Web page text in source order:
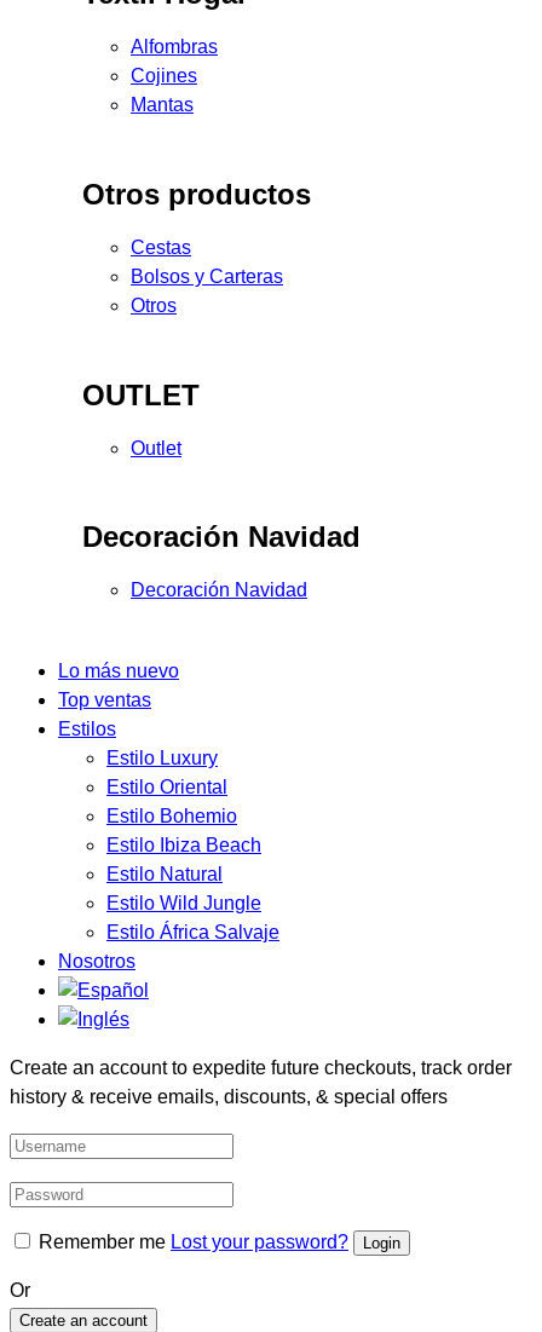
Alfombras
Cojines
Mantas
Otros productos
Cestas
Bolsos y Carteras
Otros
OUTLET
Outlet
Decoración Navidad
Decoración Navidad
Lo más nuevo
Top ventas
Estilos
Estilo Luxury
Estilo Oriental
Estilo Bohemio
Estilo Ibiza Beach
Estilo Natural
Estilo Wild Jungle
Estilo África Salvaje
Nosotros
Create an account to expedite future checkouts, track order
history & receive emails, discounts, & special offers
Remember me Lost your password?
Or
Create an account